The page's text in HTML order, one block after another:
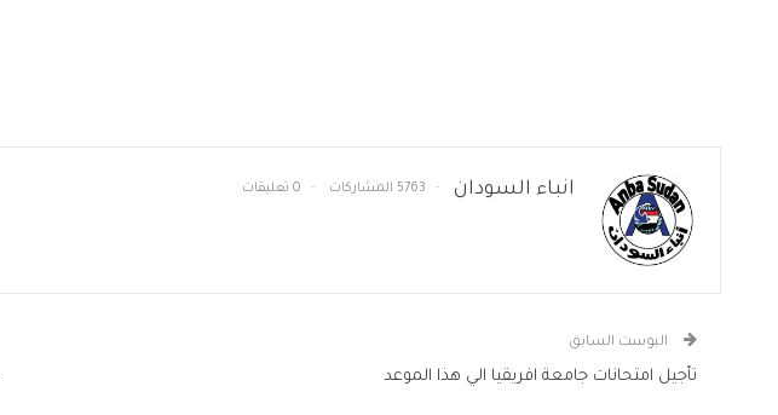
انباء السودان 5763 المشاركات 0 تعليقات
البوست السابق
تأجيل امتحانات جامعة افريقيا الي هذا الموعد